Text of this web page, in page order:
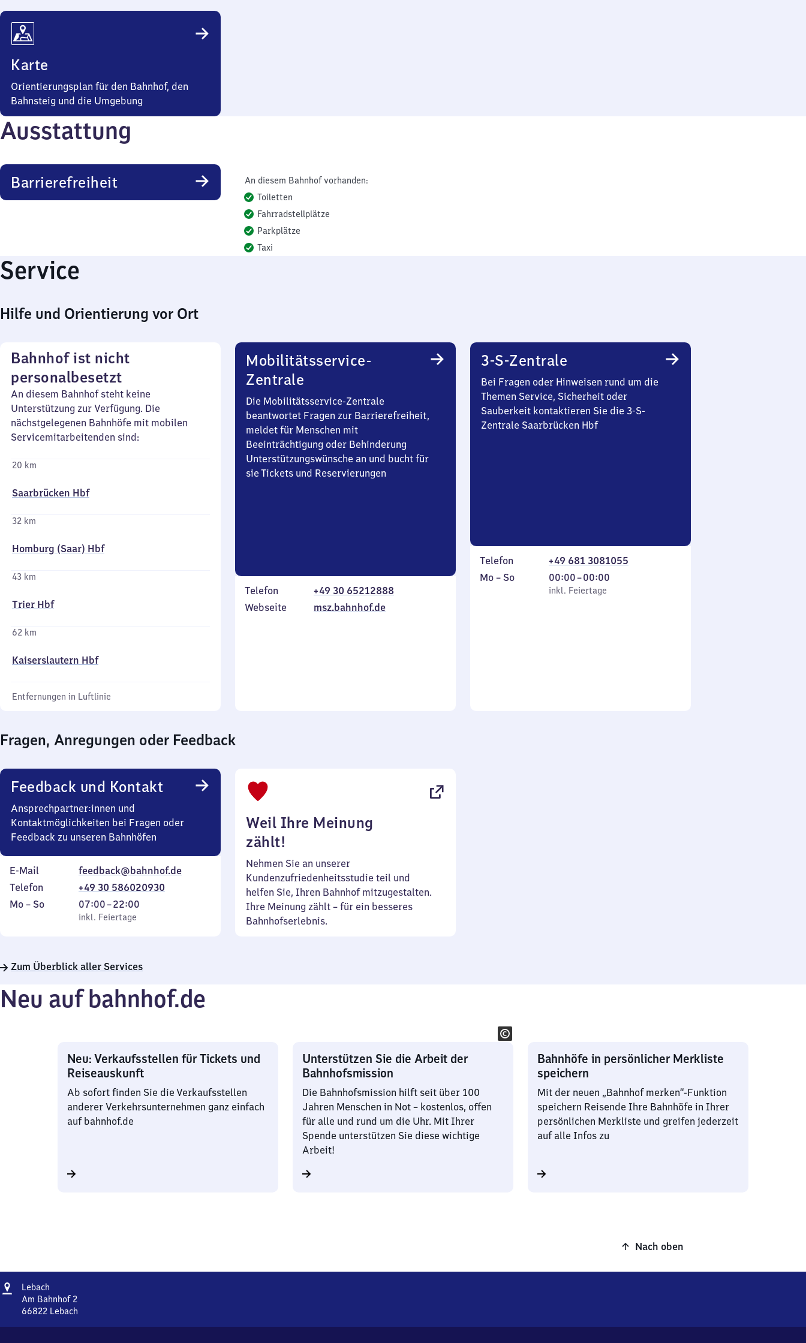
Karte
Orientierungsplan für den Bahnhof, den
Bahnsteig und die Umgebung
Ausstattung
Barrierefreiheit
An diesem Bahnhof vorhanden:
Toiletten
Fahrradstellplätze
Parkplätze
Taxi
Service
Hilfe und Orientierung vor Ort
Bahnhof ist nicht
personalbesetzt
An diesem Bahnhof steht keine
Unterstützung zur Verfügung. Die
nächstgelegenen Bahnhöfe mit mobilen
Servicemitarbeitenden sind:
20 km
Saarbrücken Hbf
32 km
Homburg (Saar) Hbf
43 km
Trier Hbf
62 km
Kaiserslautern Hbf
Entfernungen in Luftlinie
Mobilitätsservice-
Zentrale
Die Mobilitätsservice-Zentrale
beantwortet Fragen zur Barrierefreiheit,
meldet für Menschen mit
Beeinträchtigung oder Behinderung
Unterstützungswünsche an und bucht für
sie Tickets und Reservierungen
Telefon
+49 30 65212888
Webseite
msz.bahnhof.de
3-S-Zentrale
Bei Fragen oder Hinweisen rund um die
Themen Service, Sicherheit oder
Sauberkeit kontaktieren Sie die 3-S-
Zentrale Saarbrücken Hbf
Telefon
+49 681 3081055
Montag
Mo – So,
inkl. Feiertage
00:00–00:00
Von
0
inkl. Feiertage
Fragen, Anregungen oder Feedback
Feedback und Kontakt
Ansprechpartner:innen und
Kontaktmöglichkeiten bei Fragen oder
Feedback zu unseren Bahnhöfen
E-Mail
feedback@bahnhof.de
Telefon
+49 30 586020930
Montag
Mo – So,
inkl. Feiertage
07:00–22:00
Von
7
22
inkl. Feiertage
Weil Ihre Meinung
zählt!
Nehmen Sie an unserer
Kundenzufriedenheitsstudie teil und
helfen Sie, Ihren Bahnhof mitzugestalten.
Ihre Meinung zählt – für ein besseres
Bahnhofserlebnis.
Zum Überblick aller Services
Neu auf bahnhof.de
Neu: Verkaufsstellen für Tickets und
Reiseauskunft
Ab sofort finden Sie die Verkaufsstellen
anderer Verkehrsunternehmen ganz einfach
auf bahnhof.de
Unterstützen Sie die Arbeit der
Bahnhofsmission
Die Bahnhofsmission hilft seit über 100
Jahren Menschen in Not – kostenlos, offen
für alle und rund um die Uhr. Mit Ihrer
Spende unterstützen Sie diese wichtige
Arbeit!
Bahnhöfe in persönlicher Merkliste
speichern
Mit der neuen „Bahnhof merken“-Funktion
speichern Reisende Ihre Bahnhöfe in Ihrer
persönlichen Merkliste und greifen jederzeit
auf alle Infos zu
Nach oben
Adresse
Lebach
Am Bahnhof 2
66822 Lebach